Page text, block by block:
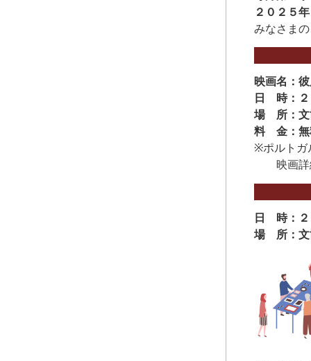
２０２５
みなさま
映画名：
日 時：２
場 所：文
料 金：無
※ポルトガ
映画
日 時：２
場 所：文